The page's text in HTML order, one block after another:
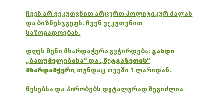
ჩვენ არ ვეკუთვნით არცერთ პოლიტიკურ ძალას
და ბიზნესჯგუფს. ჩვენ ვეკუთვნით
საზოგადოებას.
დღეს შენი მხარდაჭერა გვჭირდება: გახდი
„ბათუმელებისა“ და „ნეტგაზეთის“
მხარდამჭერი, თუნდაც თვეში 1 ლარიდან.
წესებსა და პირობებს დეტალურად შეგიძლია